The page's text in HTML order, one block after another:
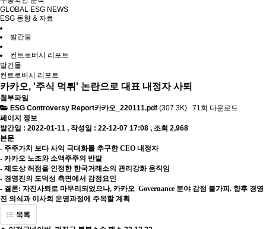
GLOBAL ESG NEWS
ESG 동향 & 자료
발간물
컨트로버시 리포트
발간물
컨트로버시 리포트
카카오, '주식 먹튀' 논란으로 대표 내정자 사퇴
첨부파일
ESG Controversy Report카카오_220111.pdf (307.3K)
71회 다운로드
페이지 정보
발간일 : 2022-01-11 , 작성일 : 22-12-07 17:08 , 조회 2,968
본문
- 주주가치 보다사익 극대화를 추구한CEO 내정자
- 카카오 노조와 소액주주의 반발
- 제도상 허점을 인정한 한국거래소의 관리강화 움직임
- 경영진의 도덕성 측면에서 감점요인
- 결론: 자진사퇴로 마무리되었으나, 카카오 Governance 분야 감점 불가피 . 향후 경영
진 의식과 이사회 운영과정에 주목할 계획
목록